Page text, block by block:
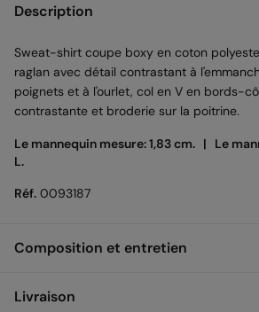
Description
Sweat-shirt coupe boxy en coton
raglan avec détail contrastant à
poignets et à l'ourlet, col en V en bords-
contrastante et broderie sur la poitrine.
Le mannequin mesure: 1,83 cm. | Le
L.
Réf. 0093187
Composition et entretien
Composition
Livraison